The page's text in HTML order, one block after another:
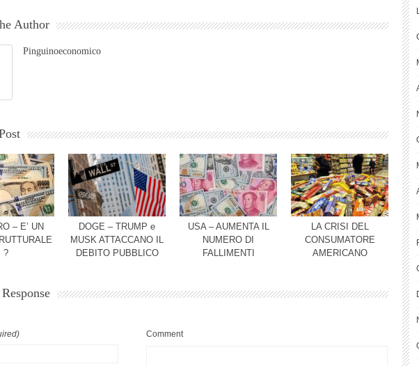
Author
Pinguinoeconomico
– E’ UN
?
DOGE – TRUMP e
MUSK ATTACCANO IL
DEBITO PUBBLICO
USA – AUMENTA IL
NUMERO DI
FALLIMENTI
LA CRISI DEL
CONSUMATORE
AMERICANO
Comment